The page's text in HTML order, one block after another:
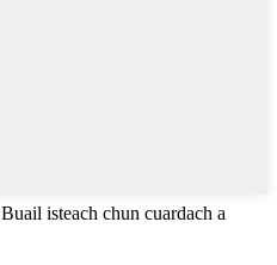
Buail isteach chun cuardach a